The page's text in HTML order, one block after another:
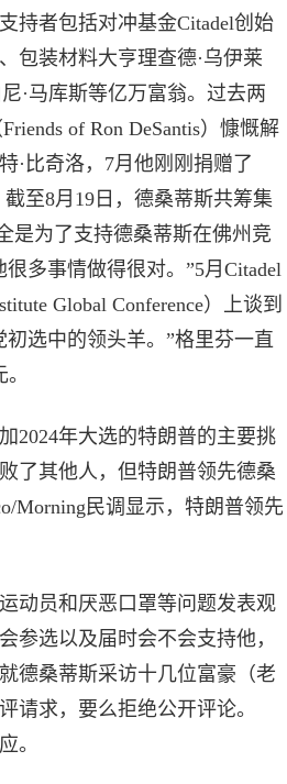
持者包括对冲基金Citadel创始
包装材料大亨理查德·乌伊莱
·马库斯等亿万富翁。过去两
of Ron DeSantis）慷慨解
·比奇洛，7月他刚刚捐赠了
至8月19日，德桑蒂斯共筹集
是为了支持德桑蒂斯在佛州竞
多事情做得很对。”5月Citadel
Global Conference）上谈到
选中的领头羊。”格里芬一直
2024年大选的特朗普的主要挑
了其他人，但特朗普领先德桑
Morning民调显示，特朗普领先
动员和厌恶口罩等问题发表观
参选以及届时会不会支持他，
德桑蒂斯采访十几位富豪（老
请求，要么拒绝公开评论。
。